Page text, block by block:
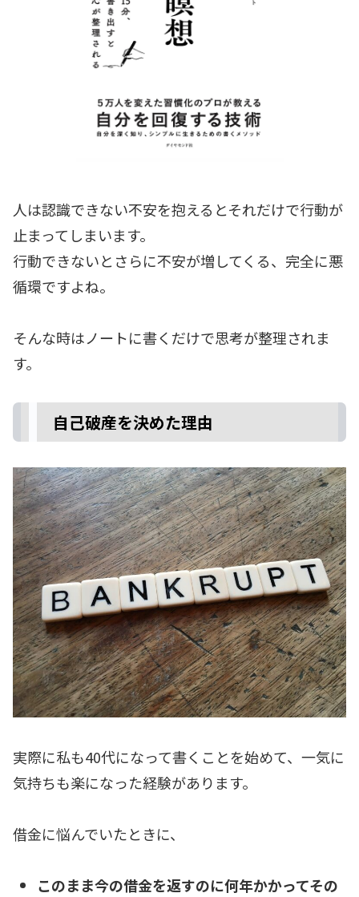
人は認識できない不安を抱えるとそれだけで行動が
止まってしまいます。
行動できないとさらに不安が増してくる、完全に悪
循環ですよね。
そんな時はノートに書くだけで思考が整理されま
す。
自己破産を決めた理由
実際に私も40代になって書くことを始めて、一気に
気持ちも楽になった経験があります。
借金に悩んでいたときに、
このまま今の借金を返すのに何年かかってその